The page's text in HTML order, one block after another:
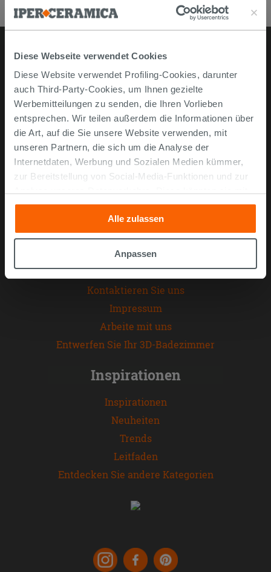
Diese Webseite verwendet Cookies
Diese Website verwendet Profiling-Cookies, darunter
auch Third-Party-Cookies, um Ihnen gezielte
Werbemitteilungen zu senden, die Ihren Vorlieben
entsprechen. Wir teilen außerdem die Informationen über
die Art, auf die Sie unsere Website verwenden, mit
unseren Partnern, die sich um die Analyse der
Internetdaten, Werbung und Sozialen Medien kümmer,
zur Bereitstellung von Social-Media-Funktionen und zur
anderen Informationen, die Sie ihnen geliefert haben oder
die sie aufgrund Ihrer Verwendung ihrer Dienste
gesammelt haben, kombinieren. Falls Sie mehr wissen
möchten oder Ihre Zustimmung zu allen oder einigen
Zustimmung kann durch Klicken auf die Schaltfläche
„Cookies akzeptieren“ gegeben werden. Wenn Sie auf
die Schaltfläche "X" klicken, können Sie das Surfen erst
nach der Installation der technischen Cookies fortsetzen.
Alle zulassen
Anpassen
Online kaufen
Musterstücke
Bestellen Sie mit uns
Wie man online kauft
Lieferzeiten und -kosten
Problemlose lieferung
Widerrufsrecht
FAQ häufig gestellte Fragen
Unternehmen
Über uns
Kontaktieren Sie uns
Impressum
Arbeite mit uns
Entwerfen Sie Ihr 3D-Badezimmer
Inspirationen
Inspirationen
Neuheiten
Trends
Leitfaden
Entdecken Sie andere Kategorien